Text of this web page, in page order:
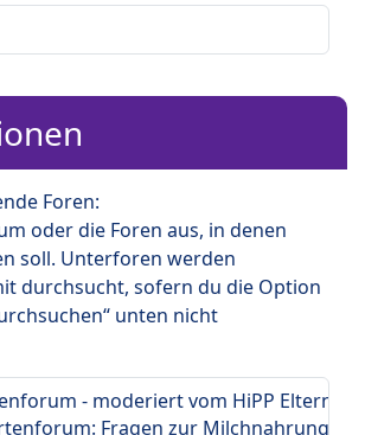
Foren:
oder die Foren aus, in denen
soll. Unterforen werden
durchsucht, sofern du die Option
unten nicht